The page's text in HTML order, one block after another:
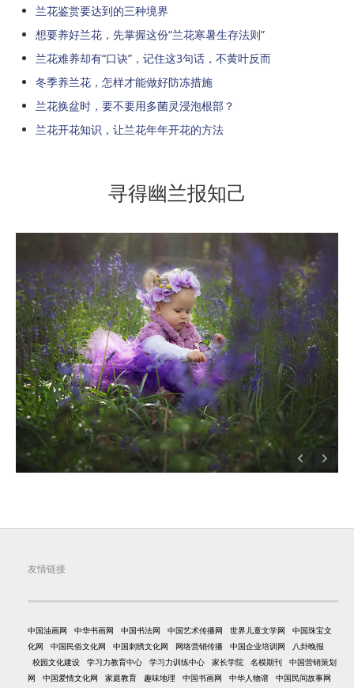
兰花鉴赏要达到的三种境界
想要养好兰花，先掌握这份“兰花寒暑生存法则”
兰花难养却有“口诀”，记住这3句话，不黄叶反而
冬季养兰花，怎样才能做好防冻措施
兰花换盆时，要不要用多菌灵浸泡根部？
兰花开花知识，让兰花年年开花的方法
寻得幽兰报知己
友情链接
中国油画网 中华书画网 中国书法网 中国艺术传播网 世界儿童文学网
中国珠宝文
化网
中国民俗文化网 中国刺绣文化网 网络营销传播 中国企业培训网
八卦晚报
校园文化建设
学习力教育中心 学习力训练中心 家长学院 名模期刊
中国营销策划
网
中国爱情文化网 家庭教育 趣味地理 中国书画网 中华人物谱 中国民间故事网